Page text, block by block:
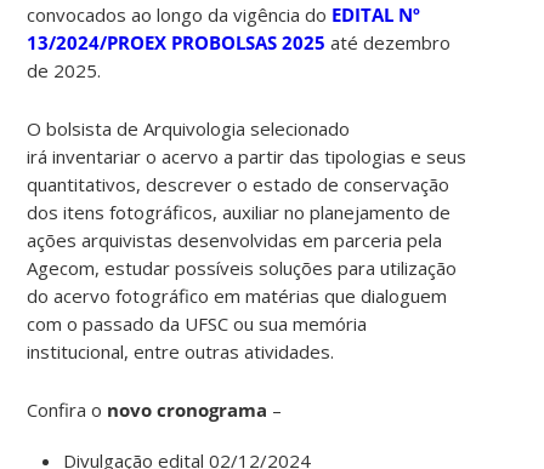
convocados ao longo da vigência do EDITAL Nº
13/2024/PROEX PROBOLSAS 2025 até dezembro
de 2025.
O bolsista de Arquivologia selecionado
irá inventariar o acervo a partir das tipologias e seus
quantitativos, descrever o estado de conservação
dos itens fotográficos, auxiliar no planejamento de
ações arquivistas desenvolvidas em parceria pela
Agecom, estudar possíveis soluções para utilização
do acervo fotográfico em matérias que dialoguem
com o passado da UFSC ou sua memória
institucional, entre outras atividades.
Confira o novo cronograma –
Divulgação edital 02/12/2024